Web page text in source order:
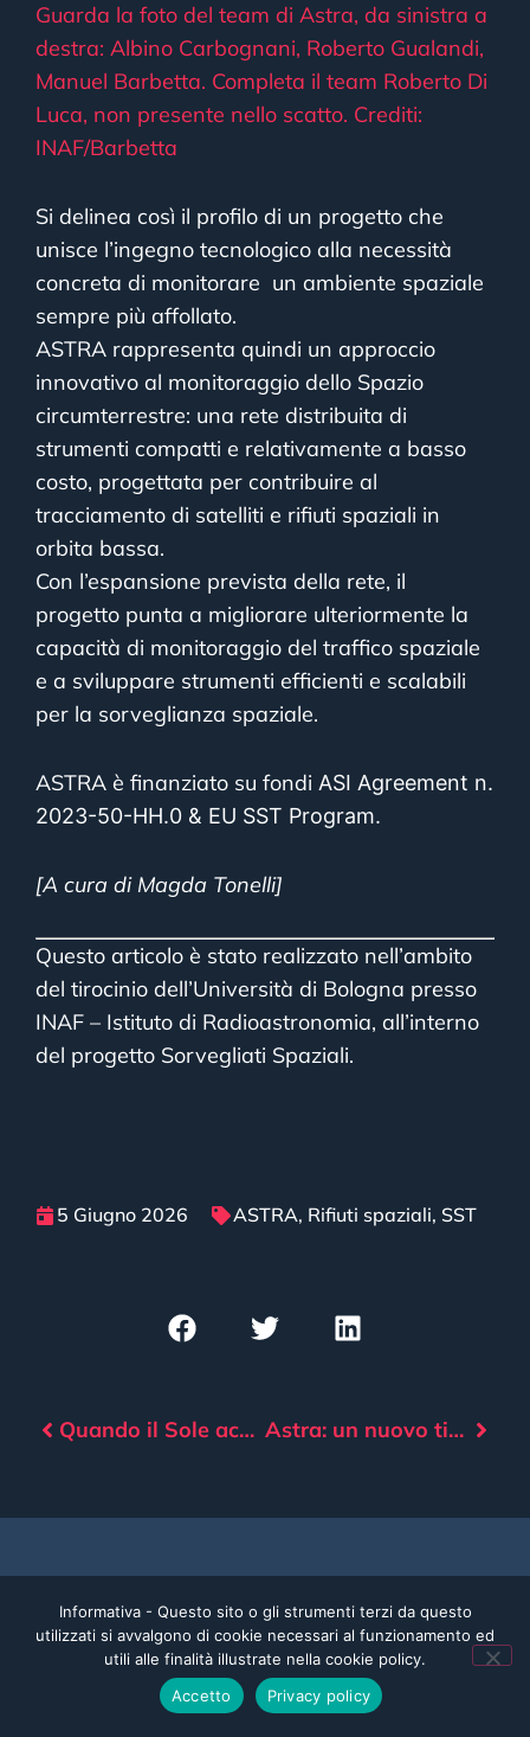
Guarda la foto del team di Astra, da sinistra a
destra: Albino Carbognani, Roberto Gualandi,
Manuel Barbetta. Completa il team Roberto Di
Luca, non presente nello scatto. Crediti:
INAF/Barbetta
Si delinea così il profilo di un progetto che
unisce l’ingegno tecnologico alla necessità
concreta di monitorare un ambiente spaziale
sempre più affollato.
ASTRA rappresenta quindi un approccio
innovativo al monitoraggio dello Spazio
circumterrestre: una rete distribuita di
strumenti compatti e relativamente a basso
costo, progettata per contribuire al
tracciamento di satelliti e rifiuti spaziali in
orbita bassa.
Con l’espansione prevista della rete, il
progetto punta a migliorare ulteriormente la
capacità di monitoraggio del traffico spaziale
e a sviluppare strumenti efficienti e scalabili
per la sorveglianza spaziale.
ASTRA è finanziato su fondi ASI Agreement n.
2023-50-HH.0 & EU SST Program.
[A cura di Magda Tonelli]
Questo articolo è stato realizzato nell’ambito
del tirocinio dell’Università di Bologna presso
INAF – Istituto di Radioastronomia, all’interno
del progetto Sorvegliati Spaziali.
5 Giugno 2026 ASTRA, Rifiuti spaziali, SST
Quando il Sole accelera i rientri Astra: un nuovo tipo di sorveglianza spaziale “low cost”
Informativa - Questo sito o gli strumenti terzi da questo
utilizzati si avvalgono di cookie necessari al funzionamento ed
utili alle finalità illustrate nella cookie policy.
Accetto
Privacy policy